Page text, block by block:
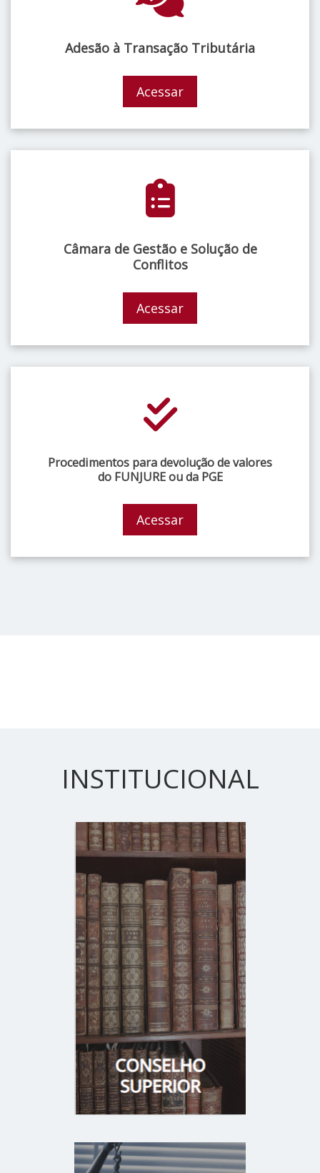
Adesão à Transação Tributária
Acessar
Câmara de Gestão e Solução de
Conflitos
Acessar
Procedimentos para devolução de valores
do FUNJURE ou da PGE
Acessar
INSTITUCIONAL